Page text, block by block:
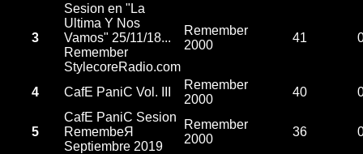
3
Sesion en "La
Ultima Y Nos
Vamos" 25/11/18...
Remember
StylecoreRadio.com
Remember
2000
41
4 CafE PaniC Vol. III
Remember
2000
40
5
CafE PaniC Sesion
RemembeЯ
Septiembre 2019
Remember
2000
36